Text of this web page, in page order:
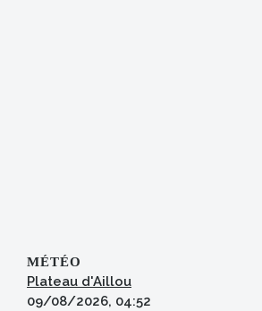
MÉTÉO
Plateau d'Aillou
09/08/2026, 04:52